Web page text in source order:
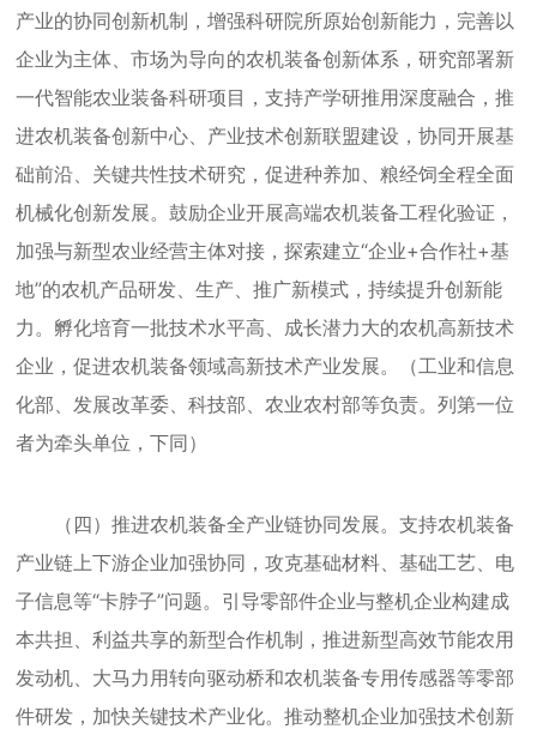
产业的协同创新机制，增强科研院所原始创新能力，完善以
企业为主体、市场为导向的农机装备创新体系，研究部署新
一代智能农业装备科研项目，支持产学研推用深度融合，推
进农机装备创新中心、产业技术创新联盟建设，协同开展基
础前沿、关键共性技术研究，促进种养加、粮经饲全程全面
机械化创新发展。鼓励企业开展高端农机装备工程化验证，
加强与新型农业经营主体对接，探索建立“企业+合作社+基
地”的农机产品研发、生产、推广新模式，持续提升创新能
力。孵化培育一批技术水平高、成长潜力大的农机高新技术
企业，促进农机装备领域高新技术产业发展。（工业和信息
化部、发展改革委、科技部、农业农村部等负责。列第一位
者为牵头单位，下同）
（四）推进农机装备全产业链协同发展。支持农机装备
产业链上下游企业加强协同，攻克基础材料、基础工艺、电
子信息等“卡脖子”问题。引导零部件企业与整机企业构建成
本共担、利益共享的新型合作机制，推进新型高效节能农用
发动机、大马力用转向驱动桥和农机装备专用传感器等零部
件研发，加快关键技术产业化。推动整机企业加强技术创新